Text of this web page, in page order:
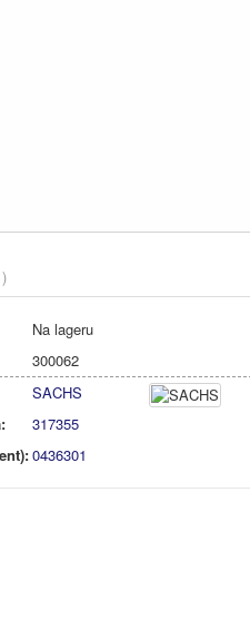
Na lageru
300062
SACHS
317355
0436301